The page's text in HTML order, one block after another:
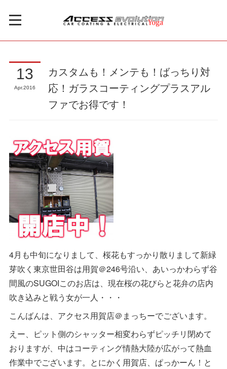
13
Apr 2016
カスタムも！メンテも！ばっちり対
応！ガラスコーティングプラスアル
ファでお得です！
4月も中旬になりまして、桜花もすっかり散りまして新緑
芽吹く東京世田谷は用賀＠246号沿い、あいっかわらず谷
間風のSUGOIこのお店は、現在桜の花びらと花弁の店内
吹き込みと戦う女が一人・・・
こんばんは、アクセス用賀店＠まっちーでございます。
えー、ピット側のシャッター相変わらずピッチリ閉めて
おりますが、中はコーティング情熱大陸が広がって熱血
作業中でございます。とにかく用賀店、ぱっかーん！と